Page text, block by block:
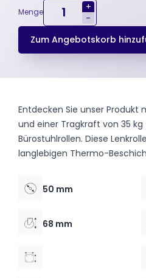
Menge
+
-
Zum Angebotskorb
Entdecken Sie unser
und einer Tragkraft von 35
Bürostuhlrollen. Diese
langlebigen Thermo-
50 mm
68 mm